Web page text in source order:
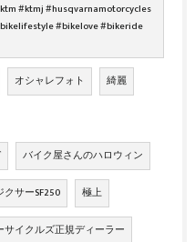
#ktmj #husqvarnamotorcycles
#bikelove #bikeride
オシャレフォト 綺麗
バイク屋さんのハロウィン
クサーSF250 極上
イクルズ正規ディーラー